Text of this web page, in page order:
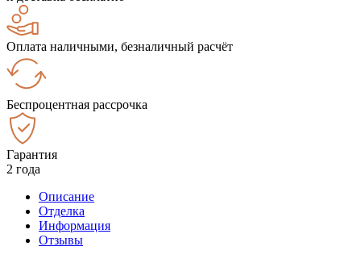
Оплата наличными, безналичный расчёт
Беспроцентная рассрочка
Гарантия
2 года
Описание
Отделка
Информация
Отзывы